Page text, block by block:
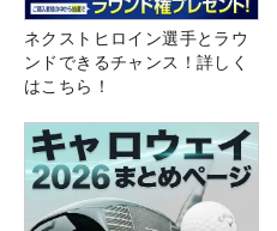
ネクストヒロイン選手とラウ
ンドできるチャンス！詳しく
はこちら！